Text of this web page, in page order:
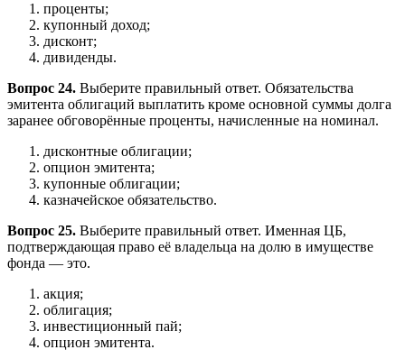
проценты;
купонный доход;
дисконт;
дивиденды.
Вопрос 24. Выберите правильный ответ. Обязательства
эмитента облигаций выплатить кроме основной суммы долга
заранее обговорённые проценты, начисленные на номинал.
дисконтные облигации;
опцион эмитента;
купонные облигации;
казначейское обязательство.
Вопрос 25. Выберите правильный ответ. Именная ЦБ,
подтверждающая право её владельца на долю в имуществе
фонда — это.
акция;
облигация;
инвестиционный пай;
опцион эмитента.